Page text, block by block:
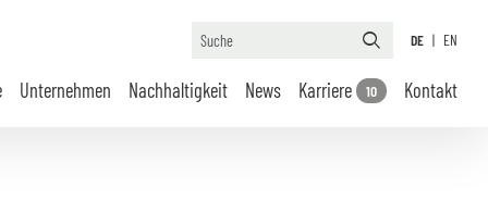
DE | EN
Unternehmen Nachhaltigkeit News Karriere 10 Kontakt